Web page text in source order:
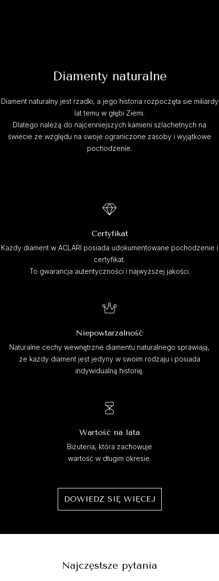
Diamenty naturalne
Diament naturalny jest rzadki, a jego historia rozpoczęła sie miliardy
lat temu w głębi Ziemi.
Dlatego należą do najcenniejszych kamieni szlachetnych na
świecie ze względu na swoje ograniczone zasoby i wyjątkowe
pochodzenie.
Certyfikat
Każdy diament w ACLARI posiada udokumentowane pochodzenie i
certyfikat.
To gwarancja autentyczności i najwyższej jakości.
Niepowtarzalność
Naturalne cechy wewnętrzne diamentu naturalnego sprawiają,
że każdy diament jest jedyny w swoim rodzaju i posiada
indywidualną historię.
Wartość na lata
Biżuteria, która zachowuje
wartość w długim okresie.
DOWIEDZ SIĘ WIĘCEJ
Najczęstsze pytania